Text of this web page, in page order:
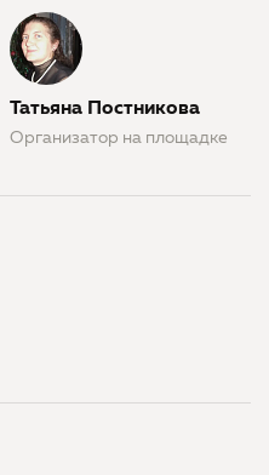
Татьяна Постникова
Организатор на площадке